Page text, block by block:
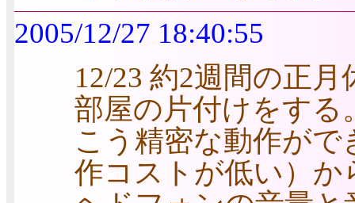
2005/12/27 18:40:55
12/23 約2週間の正
部屋の片付けをす
こう精密な動作が
作コストが低い）